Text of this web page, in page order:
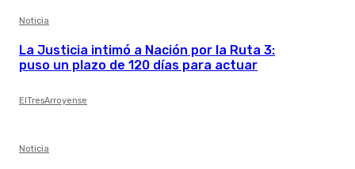
Noticia
La Justicia intimó a Nación por la Ruta 3:
puso un plazo de 120 días para actuar
ElTresArroyense
Noticia